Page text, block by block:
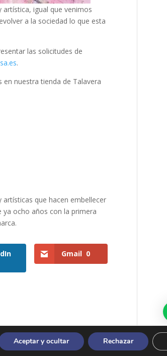
igual que venimos
a la sociedad lo que esta
las solicitudes de
.
nuestra tienda de Talavera
que hacen embellecer
ya ocho años con la primera
Gmail 0
Aceptar y ocultar Rechazar